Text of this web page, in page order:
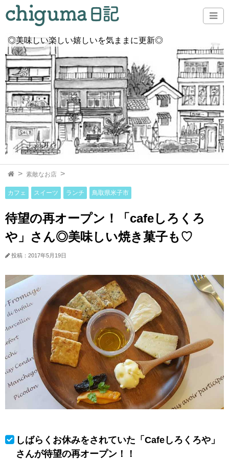
◎美味しい楽しい嬉しいを気ままに更新◎
素敵なお店
カフェ スイーツ ランチ 鳥取県米子市
待望の再オープン！「cafeしろくろ
や」さん◎美味しい焼き菓子も♡
投稿：2017年5月19日
しばらくお休みをされていた「Cafeしろくろや」
さんが待望の再オープン！！